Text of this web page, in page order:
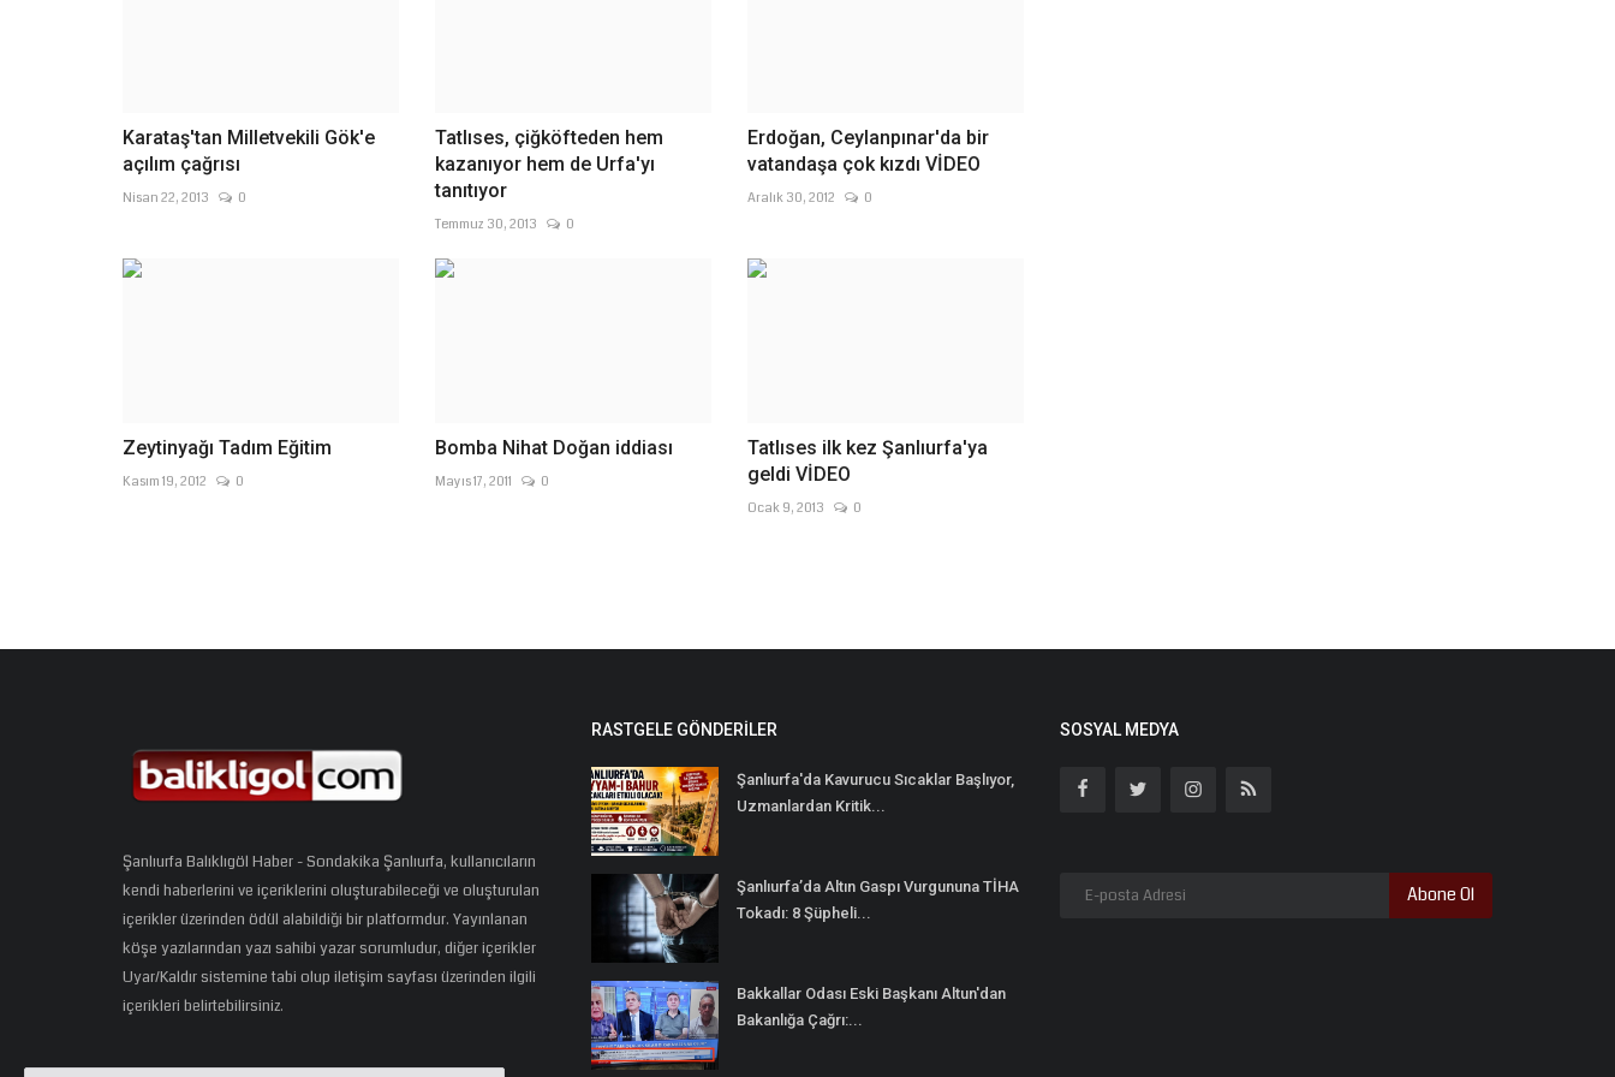
Karataş'tan Milletvekili Gök'e
açılım çağrısı
Nisan 22, 2013 0
Tatlıses, çiğköfteden hem
kazanıyor hem de Urfa'yı
tanıtıyor
Temmuz 30, 2013 0
Erdoğan, Ceylanpınar'da bir
vatandaşa çok kızdı VİDEO
Aralık 30, 2012 0
Zeytinyağı Tadım Eğitim
Kasım 19, 2012 0
Bomba Nihat Doğan iddiası
Mayıs 17, 2011 0
Tatlıses ilk kez Şanlıurfa'ya
geldi VİDEO
Ocak 9, 2013 0
Şanlıurfa Balıklıgöl Haber - Sondakika Şanlıurfa, kullanıcıların
kendi haberlerini ve içeriklerini oluşturabileceği ve oluşturulan
içerikler üzerinden ödül alabildiği bir platformdur. Yayınlanan
köşe yazılarından yazı sahibi yazar sorumludur, diğer içerikler
Uyar/Kaldır sistemine tabi olup iletişim sayfası üzerinden ilgili
içerikleri belirtebilirsiniz.
RASTGELE GÖNDERILER
Şanlıurfa'da Kavurucu Sıcaklar Başlıyor,
Uzmanlardan Kritik...
Şanlıurfa’da Altın Gaspı Vurgununa TİHA
Tokadı: 8 Şüpheli...
Bakkallar Odası Eski Başkanı Altun'dan
Bakanlığa Çağrı:...
SOSYAL MEDYA
Abone Ol